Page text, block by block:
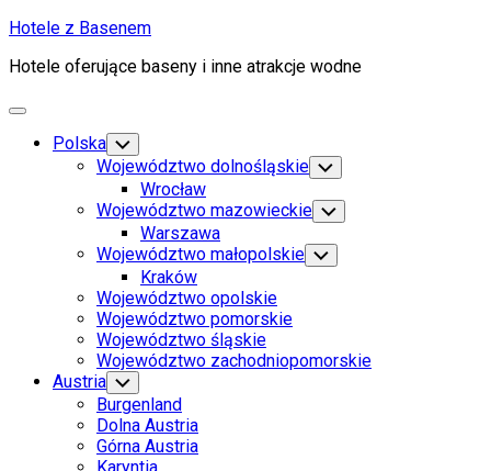
Skip
content
Hotele z Basenem
Hotele oferujące baseny i inne atrakcje wodne
Expand
Polska Toggle
Child
Menu
Województwo dolnośląskie Toggle
Child
Menu
Wrocław
Województwo mazowieckie Toggle
Child
Menu
Warszawa
Województwo małopolskie Toggle
Child
Kraków
Województwo opolskie
Województwo pomorskie
Województwo śląskie
Województwo zachodniopomorskie
Austria Toggle
Child
Menu
Burgenland
Dolna Austria
Górna Austria